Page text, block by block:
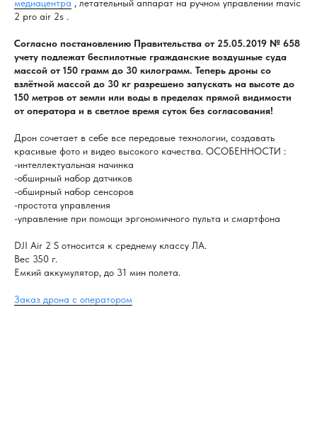
медиацентра , летательный аппарат на ручном управлении mavic
2 pro air 2s .
Согласно постановлению Правительства от 25.05.2019 № 658
учету подлежат беспилотные гражданские воздушные суда
массой от 150 грамм до 30 килограмм. Теперь дроны со
взлётной массой до 30 кг разрешено запускать на высоте до
150 метров от земли или воды в пределах прямой видимости
от оператора и в светлое время суток без согласования!
Дрон сочетает в себе все передовые технологии, создавать
красивые фото и видео высокого качества. ОСОБЕННОСТИ :
-интеллектуальная начинка
-обширный набор датчиков
-обширный набор сенсоров
-простота управления
-управление при помощи эргономичного пульта и смартфона
DJI Air 2 S относится к среднему классу ЛА.
Вес 350 г.
Емкий аккумулятор, до 31 мин полета.
Заказ дрона с оператором